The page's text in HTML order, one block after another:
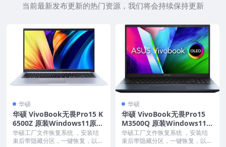
当前最新发布更新的热门资源，我们将会持续保持更新
华硕
华硕 VivoBook无畏Pro15 K
6500Z 原装Windows11原厂
系统 工厂模式 带ASUS Reco
very恢复功能
华硕工厂文件恢复系统 ，安装结
束后带隐藏分区，一键恢复，以及
华硕
华硕 VivoBook无畏Pro15
M3500Q 原装Windows11-2
1H2 原厂系统 工厂模式 带A
SUS Recovery恢复功能
华硕工厂文件恢复系统 ，安装结
束后带隐藏分区，一键恢复，以及